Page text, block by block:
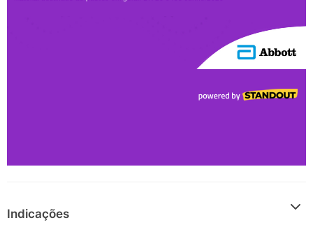
Indicações